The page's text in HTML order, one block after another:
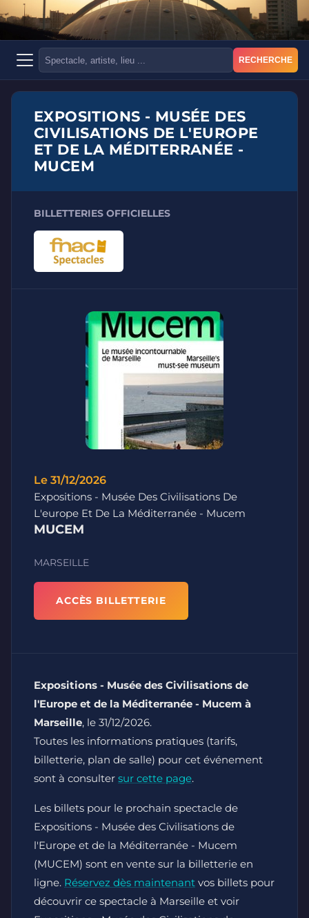
RECHERCHE
EXPOSITIONS - MUSÉE DES
CIVILISATIONS DE L'EUROPE
ET DE LA MÉDITERRANÉE -
MUCEM
BILLETTERIES OFFICIELLES
Le 31/12/2026
Expositions - Musée Des Civilisations De
L'europe Et De La Méditerranée - Mucem
MUCEM
MARSEILLE
ACCÈS BILLETTERIE
Expositions - Musée des Civilisations de
l'Europe et de la Méditerranée - Mucem à
Marseille, le 31/12/2026.
Toutes les informations pratiques (tarifs,
billetterie, plan de salle) pour cet événement
sont à consulter sur cette page.
Les billets pour le prochain spectacle de
Expositions - Musée des Civilisations de
l'Europe et de la Méditerranée - Mucem
(MUCEM) sont en vente sur la billetterie en
ligne. Réservez dès maintenant vos billets pour
découvrir ce spectacle à Marseille et voir